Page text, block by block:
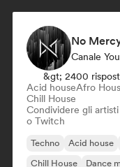
No
Canale
&gt; 2400
Acid houseAfro
Chill House
Condividere gli
o Twitch
Techno Acid house
Chill House
Dance